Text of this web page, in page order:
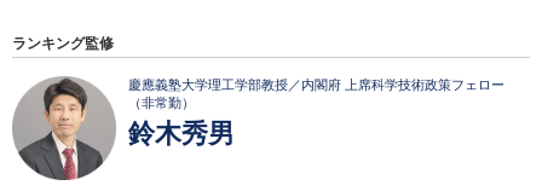
ランキング監修
慶應義塾大学理工学部教授／内閣府 上席科学技術政策フェロー
（非常勤）
鈴木秀男